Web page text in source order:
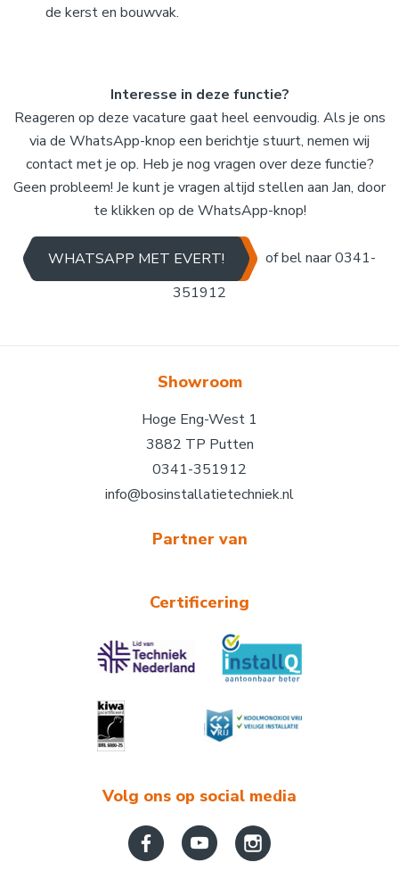
de kerst en bouwvak.
Interesse in deze functie?
Reageren op deze vacature gaat heel eenvoudig. Als je ons
via de WhatsApp-knop een berichtje stuurt, nemen wij
contact met je op. Heb je nog vragen over deze functie?
Geen probleem! Je kunt je vragen altijd stellen aan Jan, door
te klikken op de WhatsApp-knop!
WHATSAPP MET EVERT!
of bel naar 0341-
351912
Showroom
Hoge Eng-West 1
3882 TP Putten
0341-351912
info@bosinstallatietechniek.nl
Partner van
Certificering
Volg ons op social media